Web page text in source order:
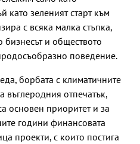
като зеленият старт към
с всяка малка стъпка,
и обществото
поведение.
борбата с климатичните
отпечатък,
основен приоритет и за
години финансовата
проекти, с които постига